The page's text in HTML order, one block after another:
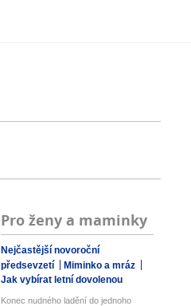
Pro ženy a maminky
Nejčastější novoroční
předsevzetí
Miminko a mráz
Jak vybírat letní dovolenou
Konec nudného ladění do jednoho